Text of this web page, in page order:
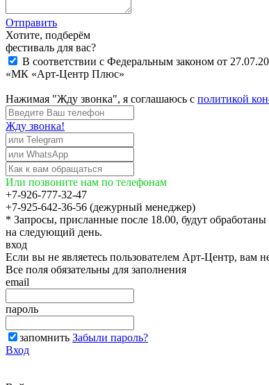
Отправить
Хотите, подберём
фестиваль для вас?
В соответствии с Федеральным законом от
«МК «Арт-Центр Плюс»
Нажимая "Жду звонка", я соглашаюсь с политикой
Жду звонка!
Или позвоните нам по телефонам
+7-926-777-32-47
+7-925-642-36-56 (дежурный менеджер)
* Запросы, присланные после 18.00, будут обработаны
на следующий день.
вход
Если вы не являетесь пользователем Арт-Центр, вам
Все поля обязательны для заполнения
email
пароль
запомнить Забыли пароль?
Вход